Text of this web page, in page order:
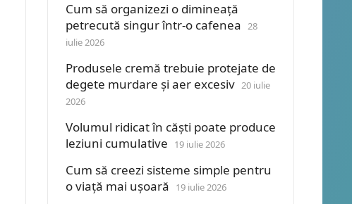
Cum să organizezi o dimineață
petrecută singur într-o cafenea 28
iulie 2026
Produsele cremă trebuie protejate de
degete murdare și aer excesiv 20 iulie
2026
Volumul ridicat în căști poate produce
leziuni cumulative
19 iulie 2026
Cum să creezi sisteme simple pentru
o viață mai ușoară
19 iulie 2026